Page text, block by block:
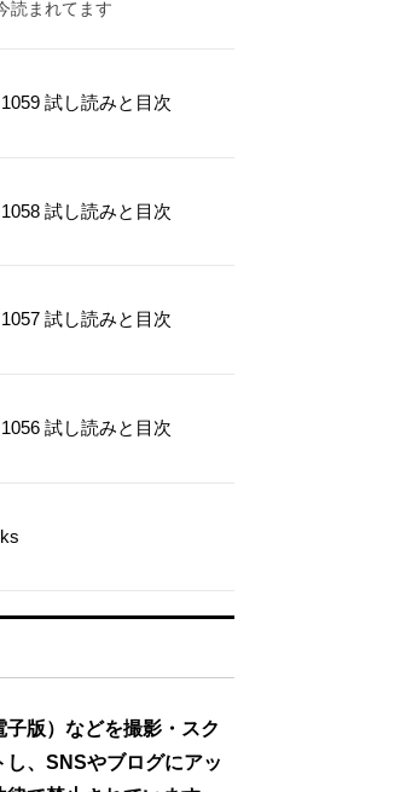
読まれてます
試し読みと目次
試し読みと目次
試し読みと目次
試し読みと目次
子版）などを撮影・スク
し、SNSやブログにアッ